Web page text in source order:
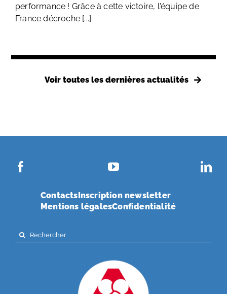
performance ! Grâce à cette victoire, l'équipe de
France décroche [...]
Voir toutes les dernières actualités
Contacts Inscription newsletter
Mentions légalesConfidentialité
Search
for: